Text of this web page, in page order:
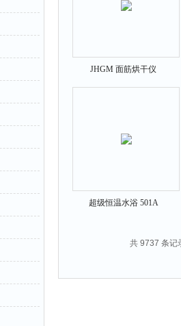
JHGM 面筋烘干仪
超级恒温水浴 501A
共 9737 条